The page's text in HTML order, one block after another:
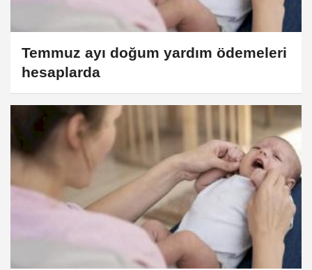
Temmuz ayı doğum yardım ödemeleri
hesaplarda